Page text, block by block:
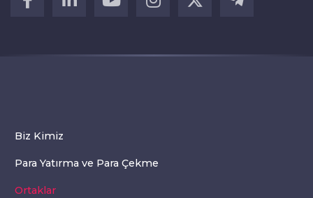
Biz Kimiz
Para Yatırma ve Para Çekme
Ortaklar